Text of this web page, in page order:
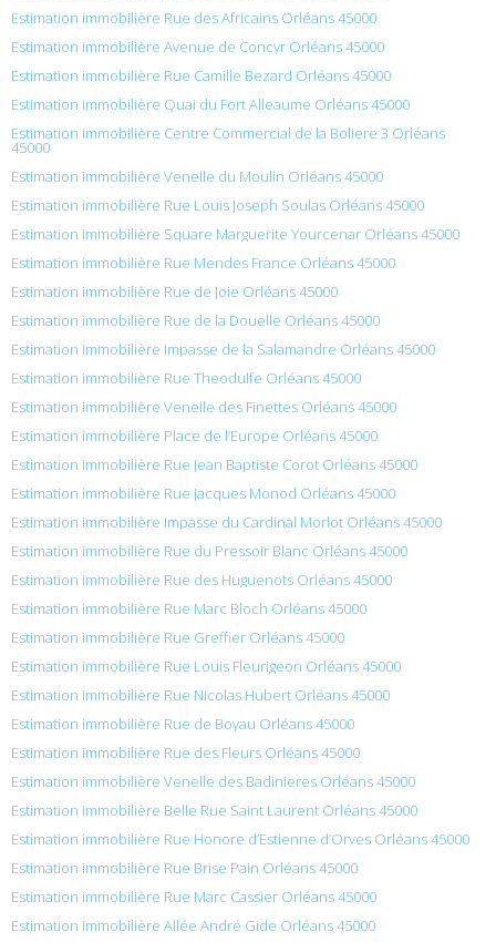
Estimation immobilière Rue des Africains Orléans 45000
Estimation immobilière Avenue de Concyr Orléans 45000
Estimation immobilière Rue Camille Bezard Orléans 45000
Estimation immobilière Quai du Fort Alleaume Orléans 45000
Estimation immobilière Centre Commercial de la Boliere 3 Orléans
45000
Estimation immobilière Venelle du Moulin Orléans 45000
Estimation immobilière Rue Louis Joseph Soulas Orléans 45000
Estimation immobilière Square Marguerite Yourcenar Orléans 45000
Estimation immobilière Rue Mendes France Orléans 45000
Estimation immobilière Rue de Joie Orléans 45000
Estimation immobilière Rue de la Douelle Orléans 45000
Estimation immobilière Impasse de la Salamandre Orléans 45000
Estimation immobilière Rue Theodulfe Orléans 45000
Estimation immobilière Venelle des Finettes Orléans 45000
Estimation immobilière Place de l’Europe Orléans 45000
Estimation immobilière Rue Jean Baptiste Corot Orléans 45000
Estimation immobilière Rue Jacques Monod Orléans 45000
Estimation immobilière Impasse du Cardinal Morlot Orléans 45000
Estimation immobilière Rue du Pressoir Blanc Orléans 45000
Estimation immobilière Rue des Huguenots Orléans 45000
Estimation immobilière Rue Marc Bloch Orléans 45000
Estimation immobilière Rue Greffier Orléans 45000
Estimation immobilière Rue Louis Fleurigeon Orléans 45000
Estimation immobilière Rue Nicolas Hubert Orléans 45000
Estimation immobilière Rue de Boyau Orléans 45000
Estimation immobilière Rue des Fleurs Orléans 45000
Estimation immobilière Venelle des Badinieres Orléans 45000
Estimation immobilière Belle Rue Saint Laurent Orléans 45000
Estimation immobilière Rue Honore d’Estienne d’Orves Orléans 45000
Estimation immobilière Rue Brise Pain Orléans 45000
Estimation immobilière Rue Marc Cassier Orléans 45000
Estimation immobilière Allée André Gide Orléans 45000